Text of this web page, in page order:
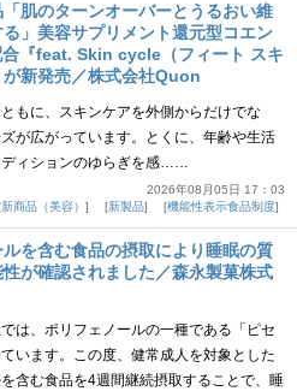
肌のターンオーバーとうるおい維
」美容サプリメント還元型コエン
『feat. Skin cycle（フィート スキ
新発売／株式会社Quon
もに、スキンケアを外側からだけでな
が広がっています。とくに、年齢や生活
ディションのゆらぎを感……
2026年08月05日 17：03
新商品（美容） 新製品 機能性表示食品制度
を含む食品の摂取により睡眠の質
が確認されました／森永製菓株式
は、ポリフェノールの一種である「ピセ
います。この度、健常成人を対象とした
含む食品を4週間継続摂取することで、睡